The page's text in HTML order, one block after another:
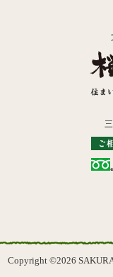
Copyright ©2026 SAKURA